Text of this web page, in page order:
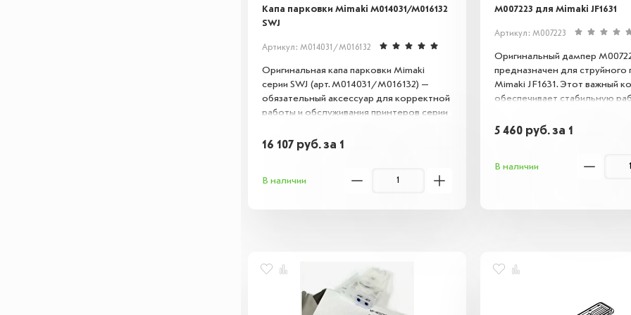
Капа парковки Mimaki M014031/M016132
SWJ
Артикул: M014031/M016132
Оригинальная капа парковки Mimaki
серии SWJ (арт. M014031/M016132) —
обязательный аксессуар для корректной
работы и обслуживания принтеров серии
фиксацию печатающей головки в режиме
повреждений.
16 107 руб.за 1
В наличии
M007223 для Mimaki JF1631
Артикул: M007223
Оригинальный дампер
предназначен для струйного
Mimaki JF1631. Этот важный
обеспечивает стабильную
вибрации, используется для
Использование
5 460 руб.за 1
В наличии